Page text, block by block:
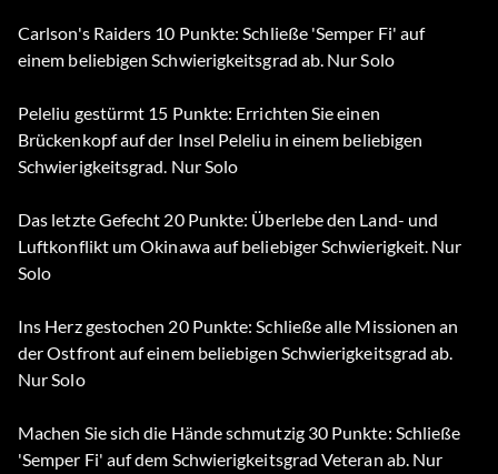
Carlson's Raiders 10 Punkte: Schließe 'Semper Fi' auf
einem beliebigen Schwierigkeitsgrad ab. Nur Solo
Peleliu gestürmt 15 Punkte: Errichten Sie einen
Brückenkopf auf der Insel Peleliu in einem beliebigen
Schwierigkeitsgrad. Nur Solo
Das letzte Gefecht 20 Punkte: Überlebe den Land- und
Luftkonflikt um Okinawa auf beliebiger Schwierigkeit. Nur
Solo
Ins Herz gestochen 20 Punkte: Schließe alle Missionen an
der Ostfront auf einem beliebigen Schwierigkeitsgrad ab.
Nur Solo
Machen Sie sich die Hände schmutzig 30 Punkte: Schließe
'Semper Fi' auf dem Schwierigkeitsgrad Veteran ab. Nur